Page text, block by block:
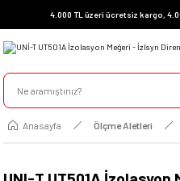
4.000 TL üzeri ücretsiz kargo,
Anasayfa Ölçme Aletleri